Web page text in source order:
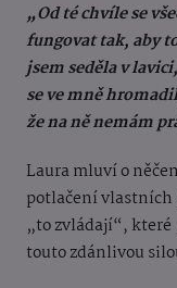
„Od té chvíle se
fungovat tak, aby
jsem seděla v
se ve mně
že na ně nemám
Laura mluví o
potlačení
„to zvládají“,
touto zdánlivou